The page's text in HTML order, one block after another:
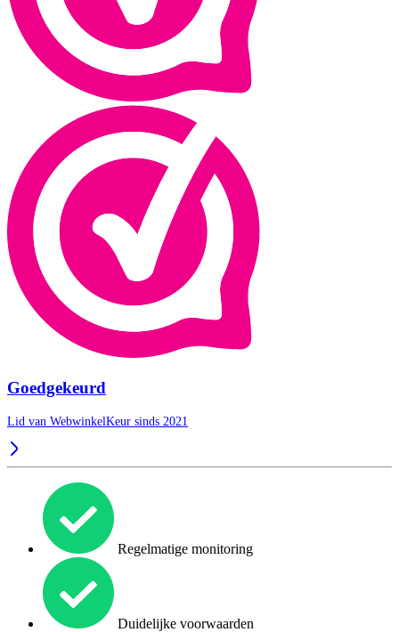
Goedgekeurd
Lid van WebwinkelKeur sinds 2021
Regelmatige monitoring
Duidelijke voorwaarden